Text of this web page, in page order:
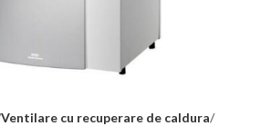
Ventilare cu recuperare de caldura